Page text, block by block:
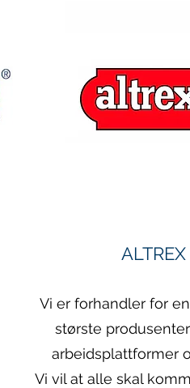
ALTREX
Vi er forhandler for
største
arbeidsplattformer
Vi vil at alle skal